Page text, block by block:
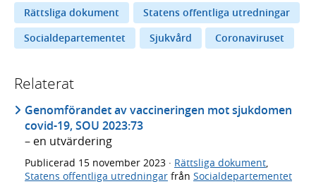
Rättsliga dokument
Statens offentliga utredningar
Socialdepartementet
Sjukvård Coronaviruset
Relaterat
Genomförandet av vaccineringen mot sjukdomen
covid-19, SOU 2023:73
– en utvärdering
Publicerad 15 november 2023 · Rättsliga dokument,
Statens offentliga utredningar från Socialdepartementet